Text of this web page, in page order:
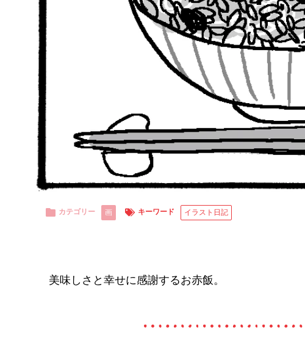
カテゴリー 画 キーワード イラスト日記
美味しさと幸せに感謝するお赤飯。